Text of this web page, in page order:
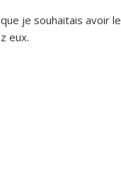
je souhaitais avoir
eux.